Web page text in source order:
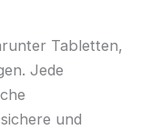
Tabletten,
Jede
und